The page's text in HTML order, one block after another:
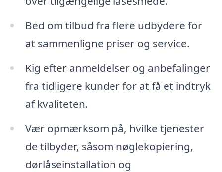
Bed om tilbud fra flere udbydere for
at sammenligne priser og service.
Kig efter anmeldelser og anbefalinger
fra tidligere kunder for at få et indtryk
af kvaliteten.
Vær opmærksom på, hvilke tjenester
de tilbyder, såsom nøglekopiering,
dørlåseinstallation og